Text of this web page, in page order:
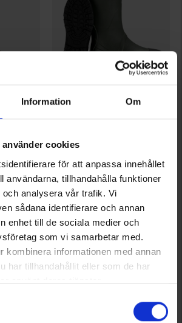
Information Om
cookies
för att anpassa innehållet
användarna, tillhandahålla funktioner
analysera vår trafik. Vi
sådana identifierare och annan
enhet till de sociala medier och
som vi samarbetar med.
kombinera informationen med annan
har tillhandahållit eller som de har
använt deras tjänster.
5 stjerner
8212
375 kr.
Vurdering: 4.2 ud af 5 stjerner